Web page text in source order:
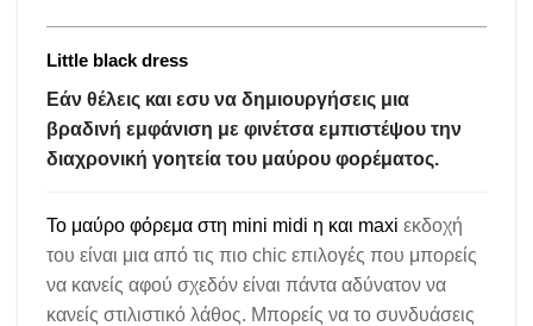
Little black dress
Εάν θέλεις και εσυ να δημιουργήσεις μια
βραδινή εμφάνιση με φινέτσα εμπιστέψου την
διαχρονική γοητεία του μαύρου φορέματος.
Το μαύρο φόρεμα στη mini midi η και maxi εκδοχή
του είναι μια από τις πιο chic επιλογές που μπορείς
να κανείς αφού σχεδόν είναι πάντα αδύνατον να
κανείς στιλιστικό λάθος. Μπορείς να το συνδυάσεις